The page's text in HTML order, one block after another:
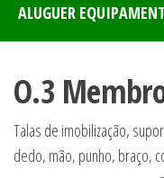
ALUGUER
O.3
Talas de imobilização,
dedo, mão, punho, braço,